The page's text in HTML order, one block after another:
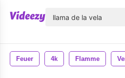
Feuer 4k Flamme